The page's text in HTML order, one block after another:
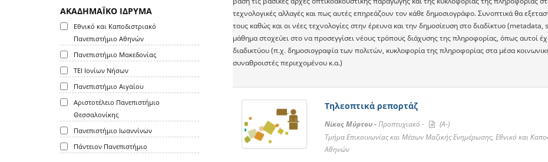
ΑΚΑΔΗΜΑΪΚΟ ΙΔΡΥΜΑ
Εθνικό και Καποδιστριακό
Πανεπιστήμιο Αθηνών
Πανεπιστήμιο Μακεδονίας
ΤΕΙ Ιονίων Νήσων
Πανεπιστήμιο Αιγαίου
Αριστοτέλειο Πανεπιστήμιο
Θεσσαλονίκης
Πανεπιστήμιο Ιωαννίνων
Πάντειον Πανεπιστήμιο
τεχνολογικές αλλαγές και πως αυτές επηρεάζουν τον κάθε δημοσιογράφο. Συνοπτικά θα
τους καθώς και οι νέες τεχνολογίες στην έρευνα και την δημοσίευση στο διαδίκτυο
μάθημα στοχεύει στο να προσεγγίσει νέους τρόπους διάχυσης της πληροφορίας, όπως αυτοί
διαδικτύου (π.χ. δημοσιογραφία των πολιτών, κυκλοφορία της πληροφορίας στα μέσα
συναθροιστές περιεχομένου κ.α.)
Τηλεοπτικά ρεπορτάζ
Νίκος Μύρτου -Προπτυχιακό -
(A-)
Τμήμα Επικοινωνίας και Μέσων Μαζικής Ενημέρωσης, Εθνικό και
Αθηνών